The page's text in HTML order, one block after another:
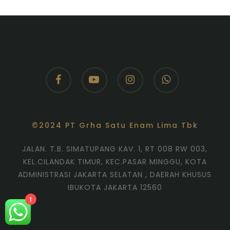
facebookyoutube instagramwhatsapp
©2024 PT Grha Satu Enam Lima Tbk
JALAN. T.B. SIMATUPANG KAV. 1, RT 008 RW 003,
KEL.CILANDAK TIMUR, KEC.PASAR MINGGU, KOTA
ADMINISTRASI JAKARTA SELATAN , DAERAH KHUSUS
IBUKOTA JAKARTA 12560
1